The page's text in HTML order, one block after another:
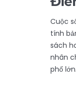
Cuộc
tính
sách
nhân
phố lớn.